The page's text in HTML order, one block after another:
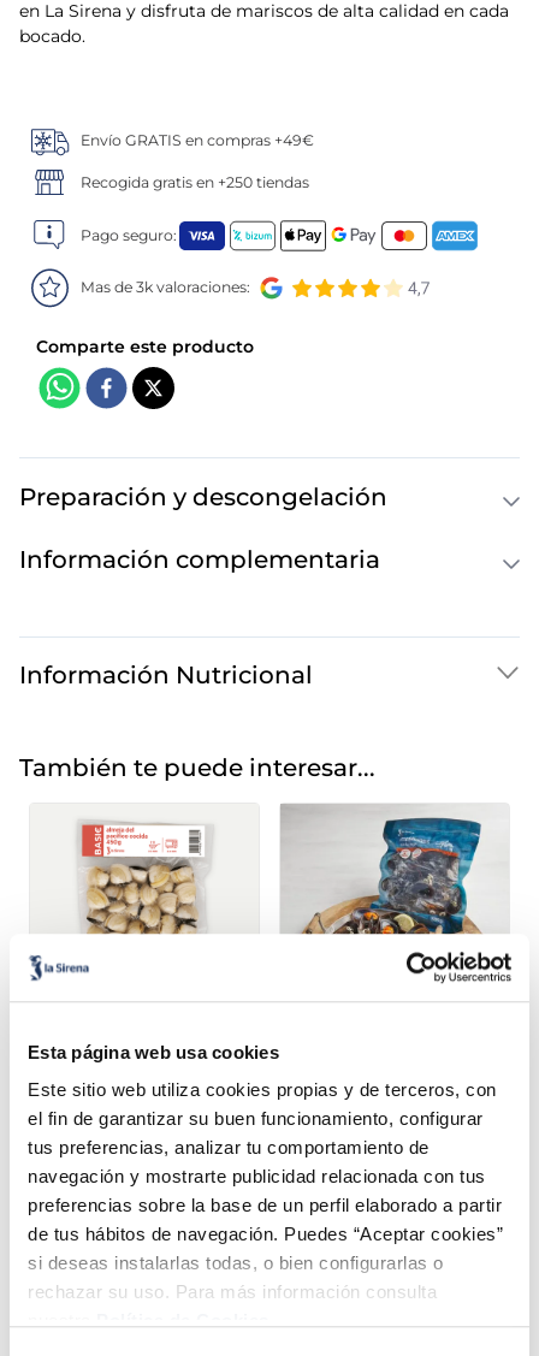
Esta página web usa cookies
Este sitio web utiliza cookies propias y de terceros, con
el fin de garantizar su buen funcionamiento, configurar
tus preferencias, analizar tu comportamiento de
navegación y mostrarte publicidad relacionada con tus
preferencias sobre la base de un perfil elaborado a partir
de tus hábitos de navegación. Puedes “Aceptar cookies”
si deseas instalarlas todas, o bien configurarlas o
rechazar su uso. Para más información consulta
en La Sirena y disfruta de mariscos de alta calidad en cada
bocado.
Envío GRATIS en compras +49€
Recogida gratis en +250 tiendas
Pago seguro:
Mas de 3k valoraciones:
Preparación y descongelación
Información complementaria
Información Nutricional
También te puede interesar...
Almeja del Pacífico MSC
Añadir
3,99 €
Pack 500g
Añadir
10. pollo